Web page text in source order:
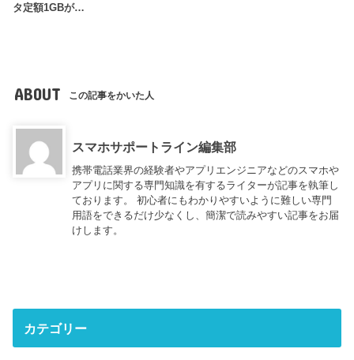
タ定額1GBが…
ABOUT この記事をかいた人
スマホサポートライン編集部
携帯電話業界の経験者やアプリエンジニアなどのスマホや
アプリに関する専門知識を有するライターが記事を執筆し
ております。 初心者にもわかりやすいように難しい専門
用語をできるだけ少なくし、簡潔で読みやすい記事をお届
けします。
カテゴリー